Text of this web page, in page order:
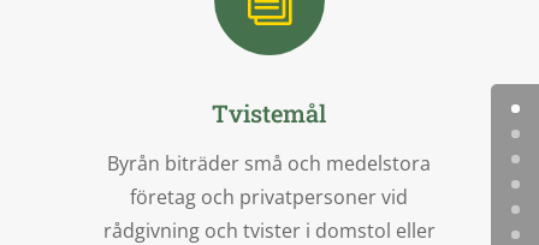
Tvistemål
Byrån biträder små och medelstora
företag och privatpersoner vid
rådgivning och tvister i domstol eller